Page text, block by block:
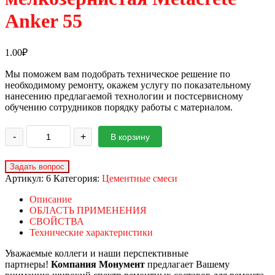
Anker 55
1.00₽
Мы поможем вам подобрать техническое решение по
необходимому ремонту, окажем услугу по показательному
нанесению предлагаемой технологии и постсервисному
обучению сотрудников порядку работы с материалом.
- + В корзину
Артикул: 6 Категория: Цементные смеси
Описание
ОБЛАСТЬ ПРИМЕНЕНИЯ
СВОЙСТВА
Технические характеристики
Уважаемые коллеги и наши перспективные
партнеры! Компания Монумент предлагает Вашему